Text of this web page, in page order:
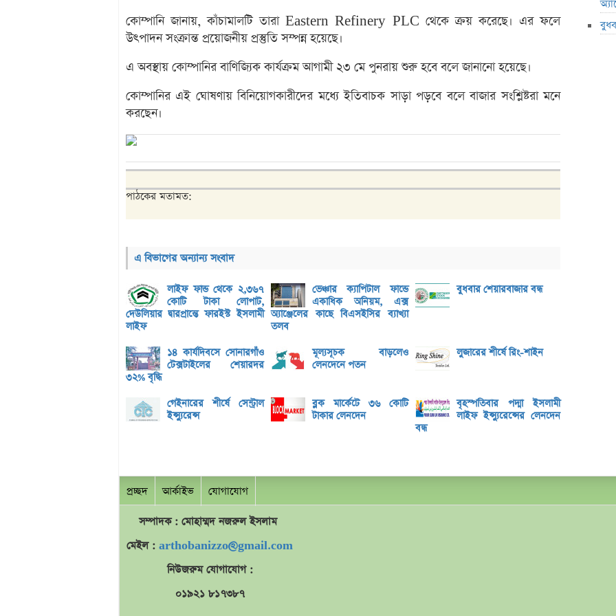
কোম্পানি জানায়, কাঁচামালটি তারা Eastern Refinery PLC থেকে ক্রয় করেছে। এর ফলে
উৎপাদন সংক্রান্ত প্রয়োজনীয় প্রস্তুতি সম্পন্ন হয়েছে।
এ অবস্থায় কোম্পানির বাণিজ্যিক কার্যক্রম আগামী ২৩ মে পুনরায় শুরু হবে বলে জানানো হয়েছে।
কোম্পানির এই ঘোষণায় বিনিয়োগকারীদের মধ্যে ইতিবাচক সাড়া পড়বে বলে বাজার সংশ্লিষ্টরা মনে
করছেন।
পাঠকের মতামত:
এ বিভাগের অন্যান্য সংবাদ
লাইফ ফান্ড থেকে ২,৩৬৭
কোটি টাকা লোপাট,
দেউলিয়ার দ্বারপ্রান্তে ফারইস্ট ইসলামী
লাইফ
ভেঞ্চার ক্যাপিটাল ফান্ডে
একাধিক অনিয়ম, এক্স
অ্যাঞ্জেলের কাছে বিএসইসির ব্যাখ্যা
তলব
বুধবার শেয়ারবাজার বন্ধ
১৪ কার্যদিবসে সোনারগাঁও
টেক্সটাইলের শেয়ারদর
৩২% বৃদ্ধি
মূল্যসূচক বাড়লেও
লেনদেনে পতন
লুজারের শীর্ষে রিং-শাইন
গেইনারের শীর্ষে সেন্ট্রাল
ইন্স্যুরেন্স
ব্লক মার্কেটে ৩৬ কোটি
টাকার লেনদেন
বৃহস্পতিবার পদ্মা ইসলামী
লাইফ ইন্স্যুরেন্সের লেনদেন
বন্ধ
প্রচ্ছদ আর্কাইভ যোগাযোগ
সম্পাদক : মোহাম্মদনজরুলইসলাম
মেইল : arthobanizzo@gmail.com
নিউজরুম যোগাযোগ :
০১৯২১ ৮১৭৩৮৭